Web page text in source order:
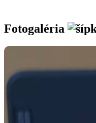
Fotogaléria